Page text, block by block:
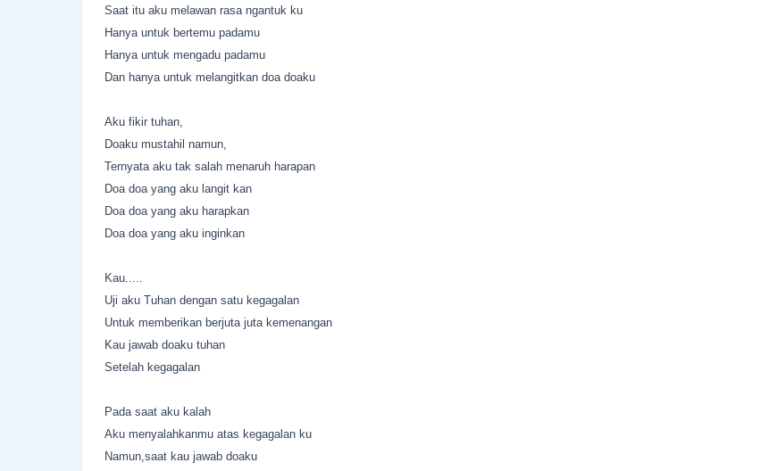
Saat itu aku melawan rasa ngantuk ku
Hanya untuk bertemu padamu
Hanya untuk mengadu padamu
Dan hanya untuk melangitkan doa doaku
Aku fikir tuhan,
Doaku mustahil namun,
Ternyata aku tak salah menaruh harapan
Doa doa yang aku langit kan
Doa doa yang aku harapkan
Doa doa yang aku inginkan
Kau.....
Uji aku Tuhan dengan satu kegagalan
Untuk memberikan berjuta juta kemenangan
Kau jawab doaku tuhan
Setelah kegagalan
Pada saat aku kalah
Aku menyalahkanmu atas kegagalan ku
Namun,saat kau jawab doaku